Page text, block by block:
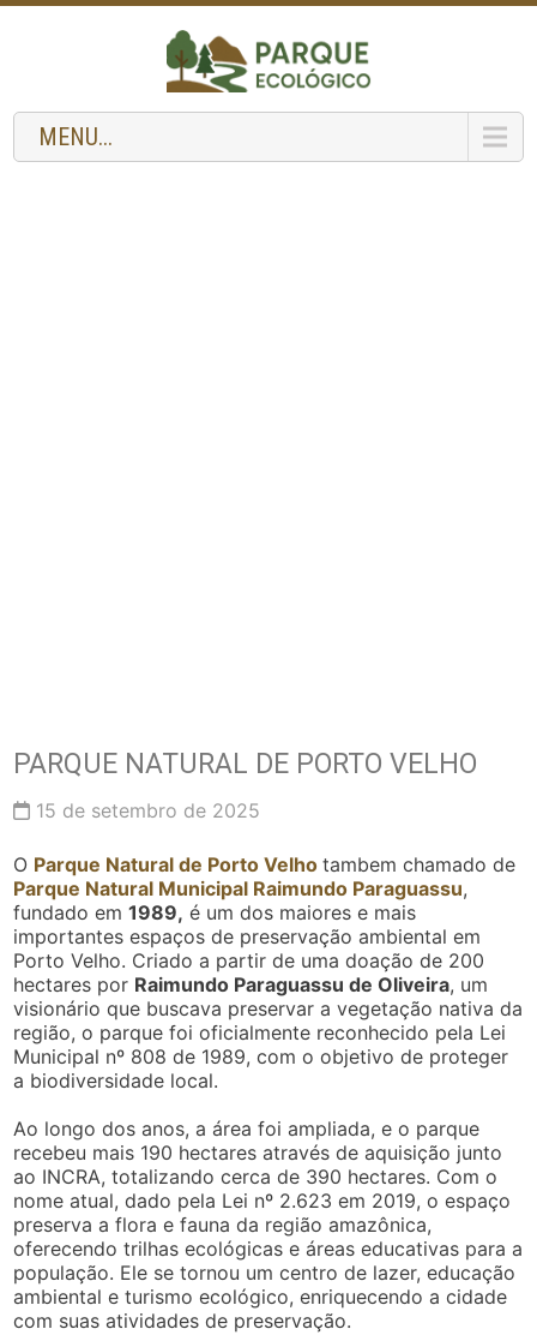
MENU...
PARQUE NATURAL DE PORTO VELHO
15 de setembro de 2025
O Parque Natural de Porto Velhotambem chamado de
Parque Natural Municipal Raimundo Paraguassu,
fundado em1989, é um dos maiores e mais
importantes espaços de preservação ambiental em
Porto Velho. Criado a partir de uma doação de 200
hectares por Raimundo Paraguassu de Oliveira, um
visionário que buscava preservar a vegetação nativa da
região, o parque foi oficialmente reconhecido pela Lei
Municipal nº 808 de 1989, com o objetivo de proteger
a biodiversidade local.
Ao longo dos anos, a área foi ampliada, e o parque
recebeu mais 190 hectares através de aquisição junto
ao INCRA, totalizando cerca de 390 hectares. Com o
nome atual, dado pela Lei nº 2.623 em 2019, o espaço
preserva a flora e fauna da região amazônica,
oferecendo trilhas ecológicas e áreas educativas para a
população. Ele se tornou um centro de lazer, educação
ambiental e turismo ecológico, enriquecendo a cidade
com suas atividades de preservação.